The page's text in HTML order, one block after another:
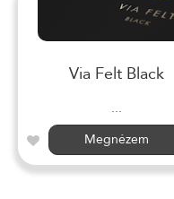
Via Felt Black
...
Megnézem